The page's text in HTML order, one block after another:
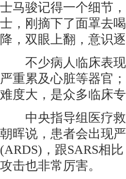
士马骏记得一个细节
士，刚摘下了面罩去
降，双眼上翻，意识逐
不少病人临床表现
严重累及心脏等器官
难度大，是众多临床
中央指导组医疗救
朝晖说，患者会出现
(ARDS)，跟SARS相
攻击也非常厉害。